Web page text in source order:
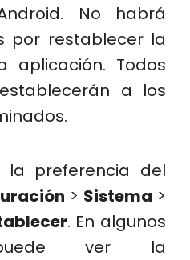
No habrá
por restablecer la
aplicación. Todos
a los
la preferencia del
> Sistema >
. En algunos
puede ver la